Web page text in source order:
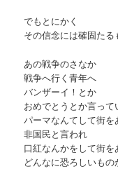
でもとにかく
その信念には確固たる
あの戦争のさなか
戦争へ行く青年へ
バンザーイ！とか
おめでとうとか言って
パーマなんてして街を
非国民と言われ
口紅なんかをして街を
どんなに恐ろしいもの